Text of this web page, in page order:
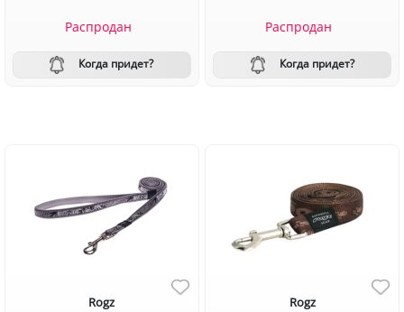
Распродан
Когда придет?
Распродан
Когда придет?
Rogz
Rogz